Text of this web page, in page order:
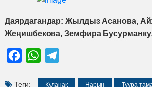
Даярдагандар: Жылдыз Асанова,
Жеңишбекова, Земфира
FacebookWhatsApp
Теги: Куланак Нарын Туура